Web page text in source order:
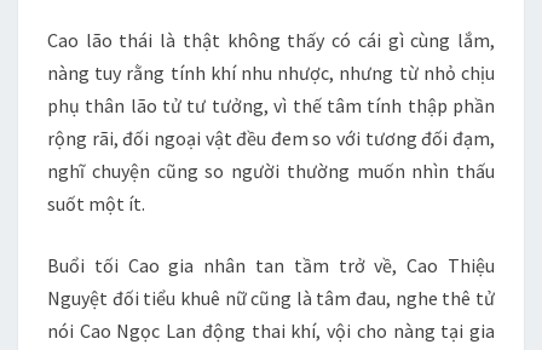
Cao lão thái là thật không thấy có cái gì cùng lắm,
nàng tuy rằng tính khí nhu nhược, nhưng từ nhỏ chịu
phụ thân lão tử tư tưởng, vì thế tâm tính thập phần
rộng rãi, đối ngoại vật đều đem so với tương đối đạm,
nghĩ chuyện cũng so người thường muốn nhìn thấu
suốt một ít.
Buổi tối Cao gia nhân tan tầm trở về, Cao Thiệu
Nguyệt đối tiểu khuê nữ cũng là tâm đau, nghe thê tử
nói Cao Ngọc Lan động thai khí, vội cho nàng tại gia